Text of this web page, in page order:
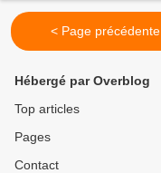
< Page précédente
Hébergé par Overblog
Top articles
Pages
Contact